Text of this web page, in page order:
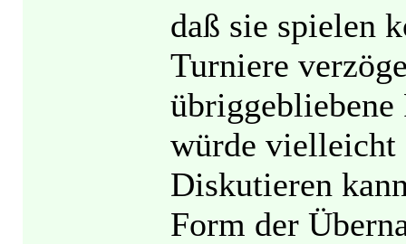
daß sie spielen
Turniere
würde vielleicht
Diskutieren
Form der